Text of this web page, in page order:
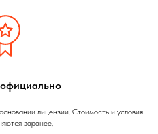
лицензии. Стоимость и условия
заранее.